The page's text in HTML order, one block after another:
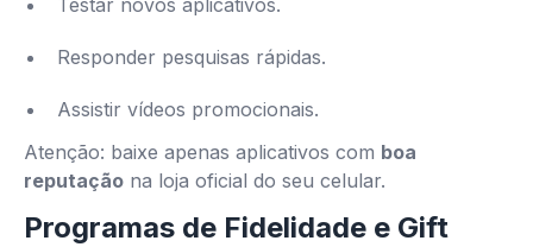
Testar novos aplicativos.
Responder pesquisas rápidas.
Assistir vídeos promocionais.
Atenção: baixe apenas aplicativos com boa
reputação na loja oficial do seu celular.
Programas de Fidelidade e Gift